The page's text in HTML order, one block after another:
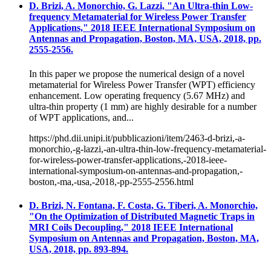
D. Brizi, A. Monorchio, G. Lazzi, "An Ultra-thin Low-
frequency Metamaterial for Wireless Power Transfer
Applications," 2018 IEEE International Symposium on
Antennas and Propagation, Boston, MA, USA, 2018, pp.
2555-2556.
In this paper we propose the numerical design of a novel
metamaterial for Wireless Power Transfer (WPT) efficiency
enhancement. Low operating frequency (5.67 MHz) and
ultra-thin property (1 mm) are highly desirable for a number
of WPT applications, and...
https://phd.dii.unipi.it/pubblicazioni/item/2463-d-brizi,-a-
monorchio,-g-lazzi,-an-ultra-thin-low-frequency-metamaterial-
for-wireless-power-transfer-applications,-2018-ieee-
international-symposium-on-antennas-and-propagation,-
boston,-ma,-usa,-2018,-pp-2555-2556.html
D. Brizi, N. Fontana, F. Costa, G. Tiberi, A. Monorchio,
"On the Optimization of Distributed Magnetic Traps in
MRI Coils Decoupling," 2018 IEEE International
Symposium on Antennas and Propagation, Boston, MA,
USA, 2018, pp. 893-894.